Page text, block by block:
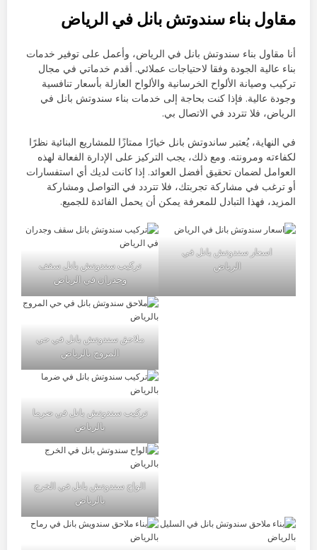
مقاول بناء سندوتش بانل في الرياض
أنا مقاول بناء سندوتش بانل في الرياض، وأعمل على توفير خدمات
بناء عالية الجودة وفقا لاحتياجات عملائي. أقدم خدماتي في مجال
تركيب وصيانة الألواح الخرسانية والألواح العازلة بأسعار تنافسية
وجودة عالية. فإذا كنت بحاجة إلى خدمات بناء سندوتش بانل في
الرياض، فلا تتردد في الاتصال بي.
في النهاية، يُعتبر ساندوتش بانل خيارًا ممتازًا للمشاريع البنائية نظرًا
لكفاءته ومرونته. ومع ذلك، يجب التركيز على الإدارة الفعالة لهذه
العوامل لضمان تحقيق أفضل العوائد. إذا كانت لديك أي استفسارات
أو ترغب في مشاركة تجربتك، فلا تتردد في التواصل ومشاركة
المزيد، فهذا التبادل للمعرفة يمكن أن يحمل الفائدة للجميع.
اسعار سندوتش بانل في
الرياض
تركيب سندوتش بانل سقف
وجدران في الرياض
ملاحق سندوتش بانل في حي
المروج بالرياض
تركيب سندوتش بانل في ضرما
بالرياض
الواح سندوتش بانل في الخرج
بالرياض